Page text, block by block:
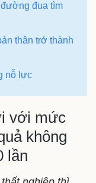
đua tìm
thân trở thành
nỗ lực
với mức
không
lần